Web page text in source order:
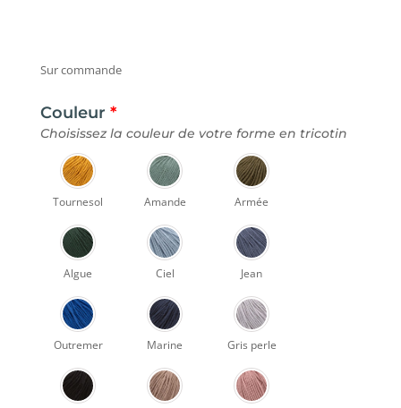
Sur commande
Couleur *
Choisissez la couleur de votre forme en tricotin
Tournesol Amande Armée
Algue Ciel Jean
Outremer Marine Gris perle